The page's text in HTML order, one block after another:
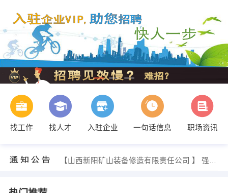
找工作 找人才 入驻企业 一句话信息
职场资讯
【山西新阳矿山装备修造有限责任公司 】 强势入驻